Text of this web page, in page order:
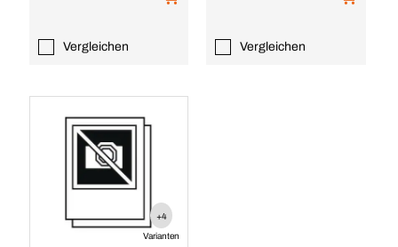
Vergleichen Vergleichen
+4
Varianten